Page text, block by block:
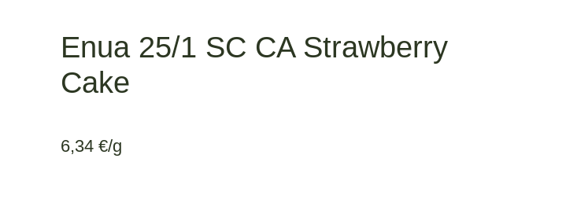
Enua 25/1 SC CA Strawberry
Cake
6,34 €/g